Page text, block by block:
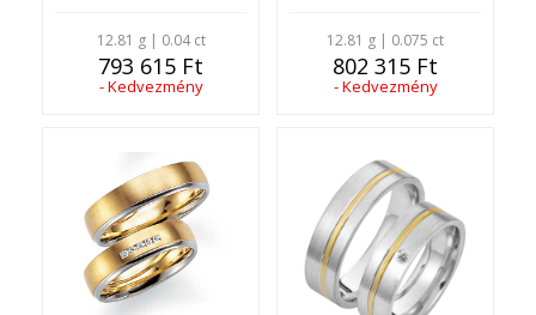
12.81 g | 0.04 ct
793 615 Ft
- Kedvezmény
12.81 g | 0.075 ct
802 315 Ft
- Kedvezmény